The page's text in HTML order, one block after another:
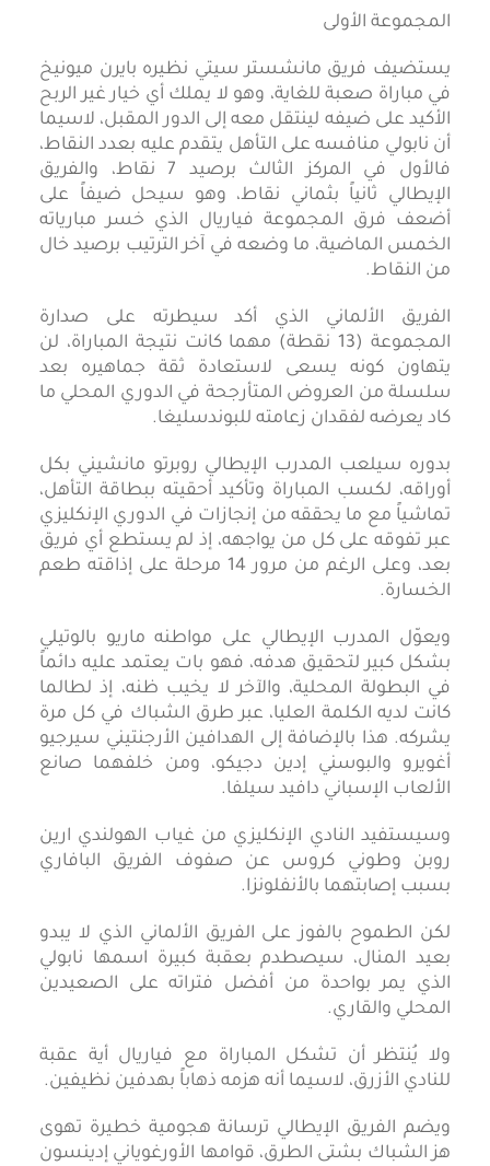
المجموعة الأولى
يستضيف فريق مانشستر سيتي نظيره بايرن ميونيخ
في مباراة صعبة للغاية، وهو لا يملك أي خيار غير الربح
الأكيد على ضيفه لينتقل معه إلى الدور المقبل، لاسيما
أن نابولي منافسه على التأهل يتقدم عليه بعدد النقاط،
فالأول في المركز الثالث برصيد 7 نقاط، والفريق
الإيطالي ثانياً بثماني نقاط، وهو سيحل ضيفاً على
أضعف فرق المجموعة فياريال الذي خسر مبارياته
الخمس الماضية، ما وضعه في آخر الترتيب برصيد خال
من النقاط.
الفريق الألماني الذي أكد سيطرته على صدارة
المجموعة (13 نقطة) مهما كانت نتيجة المباراة، لن
يتهاون كونه يسعى لاستعادة ثقة جماهيره بعد
سلسلة من العروض المتأرجحة في الدوري المحلي ما
كاد يعرضه لفقدان زعامته للبوندسليغا.
بدوره سيلعب المدرب الإيطالي روبرتو مانشيني بكل
أوراقه، لكسب المباراة وتأكيد أحقيته ببطاقة التأهل،
تماشياً مع ما يحققه من إنجازات في الدوري الإنكليزي
عبر تفوقه على كل من يواجهه، إذ لم يستطع أي فريق
بعد، وعلى الرغم من مرور 14 مرحلة على إذاقته طعم
الخسارة.
ويعوّل المدرب الإيطالي على مواطنه ماريو بالوتيلي
بشكل كبير لتحقيق هدفه، فهو بات يعتمد عليه دائماً
في البطولة المحلية، والآخر لا يخيب ظنه، إذ لطالما
كانت لديه الكلمة العليا، عبر طرق الشباك في كل مرة
يشركه. هذا بالإضافة إلى الهدافين الأرجنتيني سيرجيو
أغويرو والبوسني إدين دجيكو، ومن خلفهما صانع
الألعاب الإسباني دافيد سيلفا.
وسيستفيد النادي الإنكليزي من غياب الهولندي ارين
روبن وطوني كروس عن صفوف الفريق البافاري
بسبب إصابتهما بالأنفلونزا.
لكن الطموح بالفوز على الفريق الألماني الذي لا يبدو
بعيد المنال، سيصطدم بعقبة كبيرة اسمها نابولي
الذي يمر بواحدة من أفضل فتراته على الصعيدين
المحلي والقاري.
ولا يُنتظر أن تشكل المباراة مع فياريال أية عقبة
للنادي الأزرق، لاسيما أنه هزمه ذهاباً بهدفين نظيفين.
ويضم الفريق الإيطالي ترسانة هجومية خطيرة تهوى
هز الشباك بشتى الطرق، قوامها الأورغوياني إدينسون